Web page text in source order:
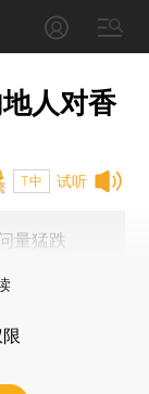
地人对香
试听
T中
量猛跌